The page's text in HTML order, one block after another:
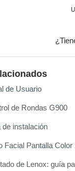
de Usuario
de Rondas G900
de instalación
Facial Pantalla
de Lenox: guía